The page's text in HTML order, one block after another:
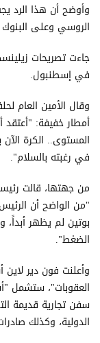
وأوضح أن هذا الرد
الروسي وعلى البنوك
جاءت تصريحات
في إسطنبول.
وقال الأمين العام
أمطار خفيفة:
المستوى.. الكرة
في رغبته بالسلام".
من جهتها، قالت
"من الواضح أن
بوتين لم يظهر أبداً،
الضغط".
وأعلنت فون دير لاين
العقوبات"، ستشمل
سفن تجارية قديمة
الدولية، وكذلك